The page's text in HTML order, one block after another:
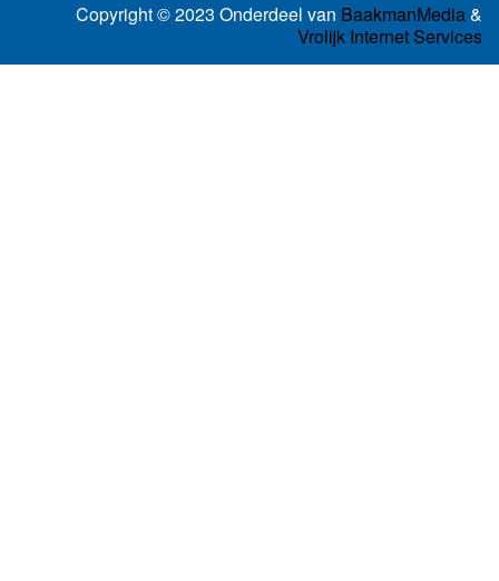
Copyright © 2023 Onderdeel van BaakmanMedia&
Vrolijk Internet Services